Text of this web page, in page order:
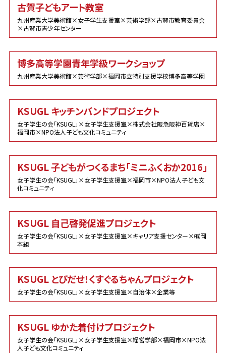
古賀子どもアート教室
九州産業大学美術館×女子学生支援室×芸術学部×古賀市教育委員会
×古賀市青少年センター
博多高等学園青年学級ワークショップ
九州産業大学美術館×芸術学部×福岡市立特別支援学校博多高等学園
KSUGL キッチンバンドプロジェクト
女子学生の会「KSUGL」×女子学生支援室×株式会社阪急阪神百貨店×
福岡市×NPO法人子ども文化コミュニティ
KSUGL 子どもがつくるまち「ミニふくおか2016」
女子学生の会「KSUGL」×女子学生支援室×福岡市×NPO法人子ども文
化コミュニティ
KSUGL 自己啓発促進プロジェクト
女子学生の会「KSUGL」×女子学生支援室×キャリア支援センター×㈲岡
本組
KSUGL とびだせ！くすぐるちゃんプロジェクト
女子学生の会「KSUGL」×女子学生支援室×自治体×企業等
KSUGL ゆかた着付けプロジェクト
女子学生の会「KSUGL」×女子学生支援室×経営学部×福岡市×NPO法
人子ども文化コミュニティ